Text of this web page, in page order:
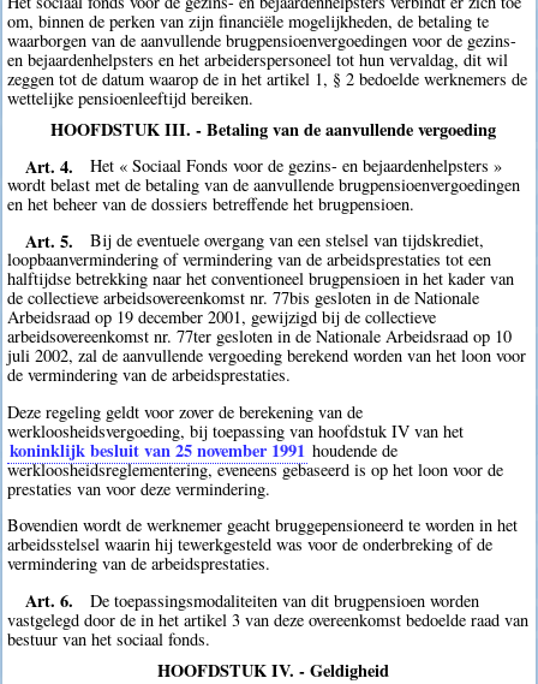
om, binnen de perken van zijn financiële mogelijkheden, de betaling te
waarborgen van de aanvullende brugpensioenvergoedingen voor de gezins-
en bejaardenhelpsters en het arbeiderspersoneel tot hun vervaldag, dit wil
zeggen tot de datum waarop de in het artikel 1, § 2 bedoelde werknemers de
wettelijke pensioenleeftijd bereiken.
HOOFDSTUK III. - Betaling van de aanvullende vergoeding
Art. 4.
Het « Sociaal Fonds voor de gezins- en bejaardenhelpsters »
wordt belast met de betaling van de aanvullende brugpensioenvergoedingen
en het beheer van de dossiers betreffende het brugpensioen.
Art. 5.
Bij de eventuele overgang van een stelsel van tijdskrediet,
loopbaanvermindering of vermindering van de arbeidsprestaties tot een
halftijdse betrekking naar het conventioneel brugpensioen in het kader van
de collectieve arbeidsovereenkomst nr. 77bis gesloten in de Nationale
Arbeidsraad op 19 december 2001, gewijzigd bij de collectieve
arbeidsovereenkomst nr. 77ter gesloten in de Nationale Arbeidsraad op 10
juli 2002, zal de aanvullende vergoeding berekend worden van het loon voor
de vermindering van de arbeidsprestaties.
Deze regeling geldt voor zover de berekening van de
werkloosheidsvergoeding, bij toepassing van hoofdstuk IV van het
koninklijk besluit van 25 november 1991 houdende de
werkloosheidsreglementering, eveneens gebaseerd is op het loon voor de
prestaties van voor deze vermindering.
Bovendien wordt de werknemer geacht bruggepensioneerd te worden in het
arbeidsstelsel waarin hij tewerkgesteld was voor de onderbreking of de
vermindering van de arbeidsprestaties.
Art. 6.
De toepassingsmodaliteiten van dit brugpensioen worden
vastgelegd door de in het artikel 3 van deze overeenkomst bedoelde raad van
bestuur van het sociaal fonds.
HOOFDSTUK IV. - Geldigheid